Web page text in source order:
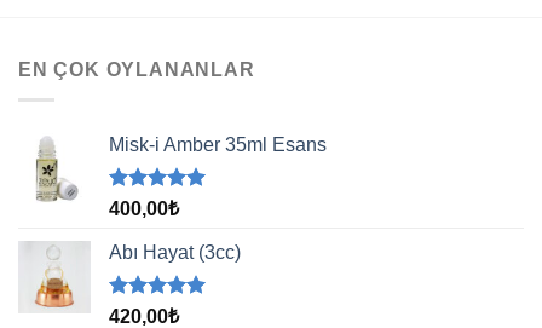
EN ÇOK OYLANANLAR
Misk-i Amber 35ml Esans
5 üzerinden
aldı
400,00₺
Abı Hayat (3cc)
5 üzerinden
420,00₺